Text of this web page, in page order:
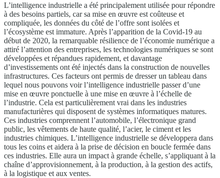
L’intelligence industrielle a été principalement utilisée pour répondre
à des besoins partiels, car sa mise en œuvre est coûteuse et
compliquée, les données du côté de l’offre sont isolées et
l’écosystème est immature. Après l’apparition de la Covid-19 au
début de 2020, la remarquable résilience de l’économie numérique a
attiré l’attention des entreprises, les technologies numériques se sont
développées et répandues rapidement, et davantage
d’investissements ont été injectés dans la construction de nouvelles
infrastructures. Ces facteurs ont permis de dresser un tableau dans
lequel nous pouvons voir l’intelligence industrielle passer d’une
mise en œuvre ponctuelle à une mise en œuvre à l’échelle de
l’industrie. Cela est particulièrement vrai dans les industries
manufacturières qui disposent de systèmes informatiques matures.
Ces industries comprennent l’automobile, l’électronique grand
public, les vêtements de haute qualité, l’acier, le ciment et les
industries chimiques. L’intelligence industrielle se développera dans
tous les coins et aidera à la prise de décision en boucle fermée dans
ces industries. Elle aura un impact à grande échelle, s’appliquant à la
chaîne d’approvisionnement, à la production, à la gestion des actifs,
à la logistique et aux ventes.